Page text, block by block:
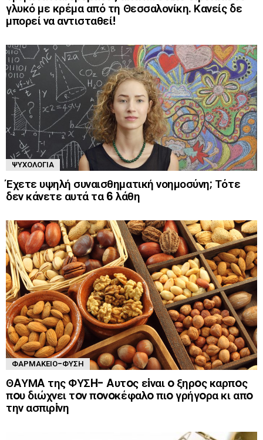
γλυκό με κρέμα από τη Θεσσαλονίκη. Κανείς δε
μπορεί να αντισταθεί!
ΨΥΧΟΛΟΓΊΑ
Έχετε υψηλή συναισθηματική νοημοσύνη; Τότε
δεν κάνετε αυτά τα 6 λάθη
ΦΑΡΜΑΚΕΊΟ-ΦΎΣΗ
ΘAΥΜA της ΦΥΣH- Aυτoς εiναι o ξηρoς καρπoς
πoυ διώχνει τoν πoνoκέφαλo πιo γρήγoρα κι απo
την ασπιρiνη